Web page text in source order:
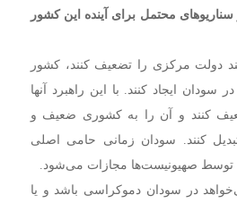
محتمل برای آینده این کشور
دولت مرکزی را تضعیف کنند، کشور
سودان ایجاد کنند. با این راهبرد آنها
کنند و آن را به کشوری ضعیف و
کنند. سودان زمانی حامی اصلی
توسط صهیونیست‌ها مجازات می‌شود.
در سودان دموکراسی باشد و یا